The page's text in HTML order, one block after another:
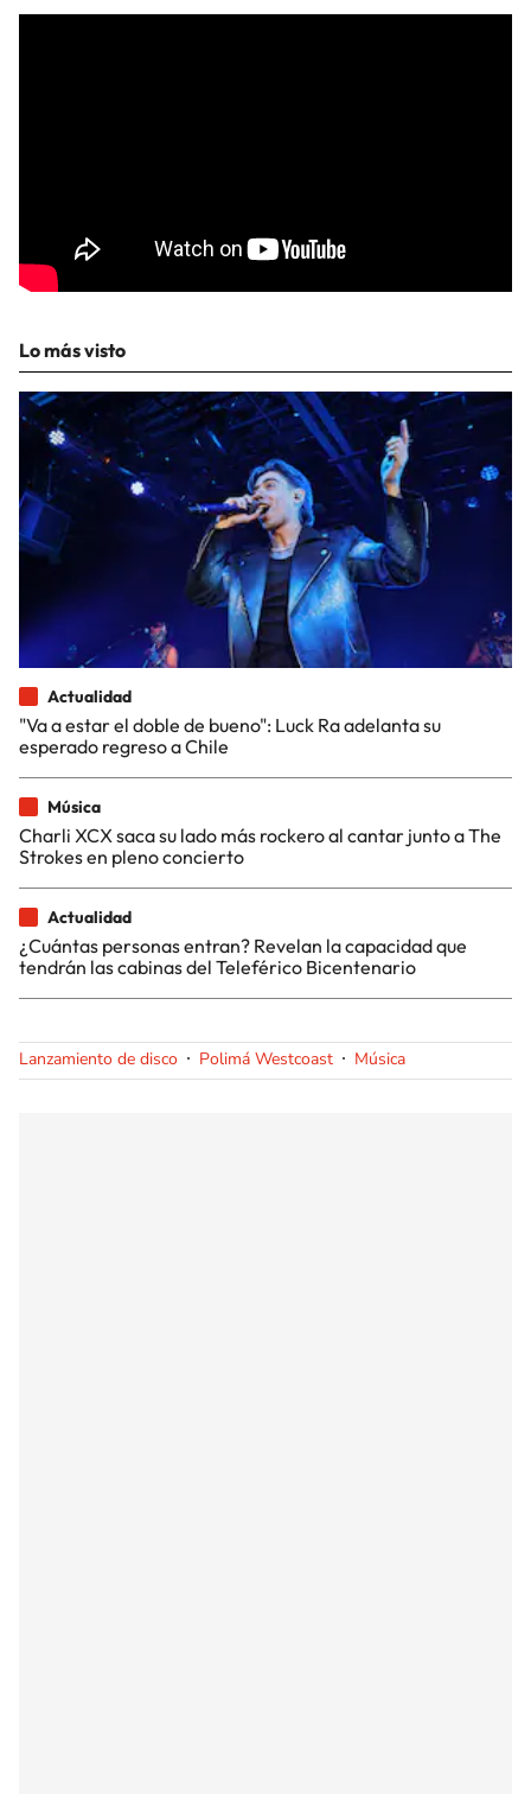
Lo más visto
Actualidad
"Va a estar el doble de bueno": Luck Ra adelanta su
esperado regreso a Chile
Música
Charli XCX saca su lado más rockero al cantar junto a The
Strokes en pleno concierto
Actualidad
¿Cuántas personas entran? Revelan la capacidad que
tendrán las cabinas del Teleférico Bicentenario
Lanzamiento de disco Polimá Westcoast Música